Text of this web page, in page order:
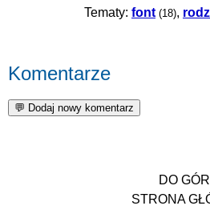
Tematy: font (18),
Komentarze
DO
STRONA